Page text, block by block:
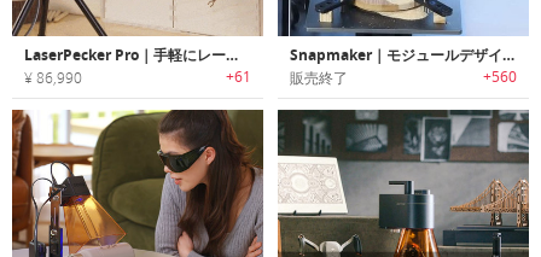
LaserPecker Pro｜手軽にレーザー彫刻が楽しめるハンドヘルドスマートレーザー彫刻機「レーザーペッカープロ」
¥ 86,990 +61
Snapmaker｜モジュールデザインオールメタルデスクトップ3Dプリンター「スナップメーカー」
販売終了 +560